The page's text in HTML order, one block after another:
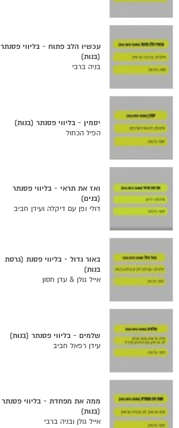
עכשיו הלב פתוח - בליווי פסנתר
(בנות)
בניה ברבי
יסמין - בליווי פסנתר (בנות)
הפיל הכחול
ואז את תראי - בליווי פסנתר
(בנים)
דולי ופן עם דיקלה ועידן חביב
באור גדול - בליווי פסנת (גרסת
בנות)
אייל גולן & עדן חסון
שלמים - בליווי פסנתר (בנות)
עידן רפאל חביב
ממה את מפחדת - בליווי פסנתר
(בנות)
אייל גולן ובניה ברבי